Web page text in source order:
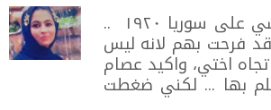
وبعد مرور عدة اشهر حدثت عمليات عسكرية واعلن الانتداب الفرنسي على سوريا ١٩٢٠ ..
فرحت بهم لانه ليس
اختي، واكيد عصام
بها ... لكني ضغطت